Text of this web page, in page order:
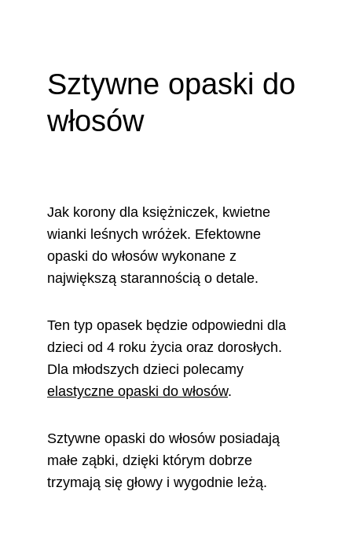
Sztywne opaski do
włosów
Jak korony dla księżniczek, kwietne
wianki leśnych wróżek. Efektowne
opaski do włosów wykonane z
największą starannością o detale.
Ten typ opasek będzie odpowiedni dla
dzieci od 4 roku życia oraz dorosłych.
Dla młodszych dzieci polecamy
elastyczne opaski do włosów.
Sztywne opaski do włosów posiadają
małe ząbki, dzięki którym dobrze
trzymają się głowy i wygodnie leżą.